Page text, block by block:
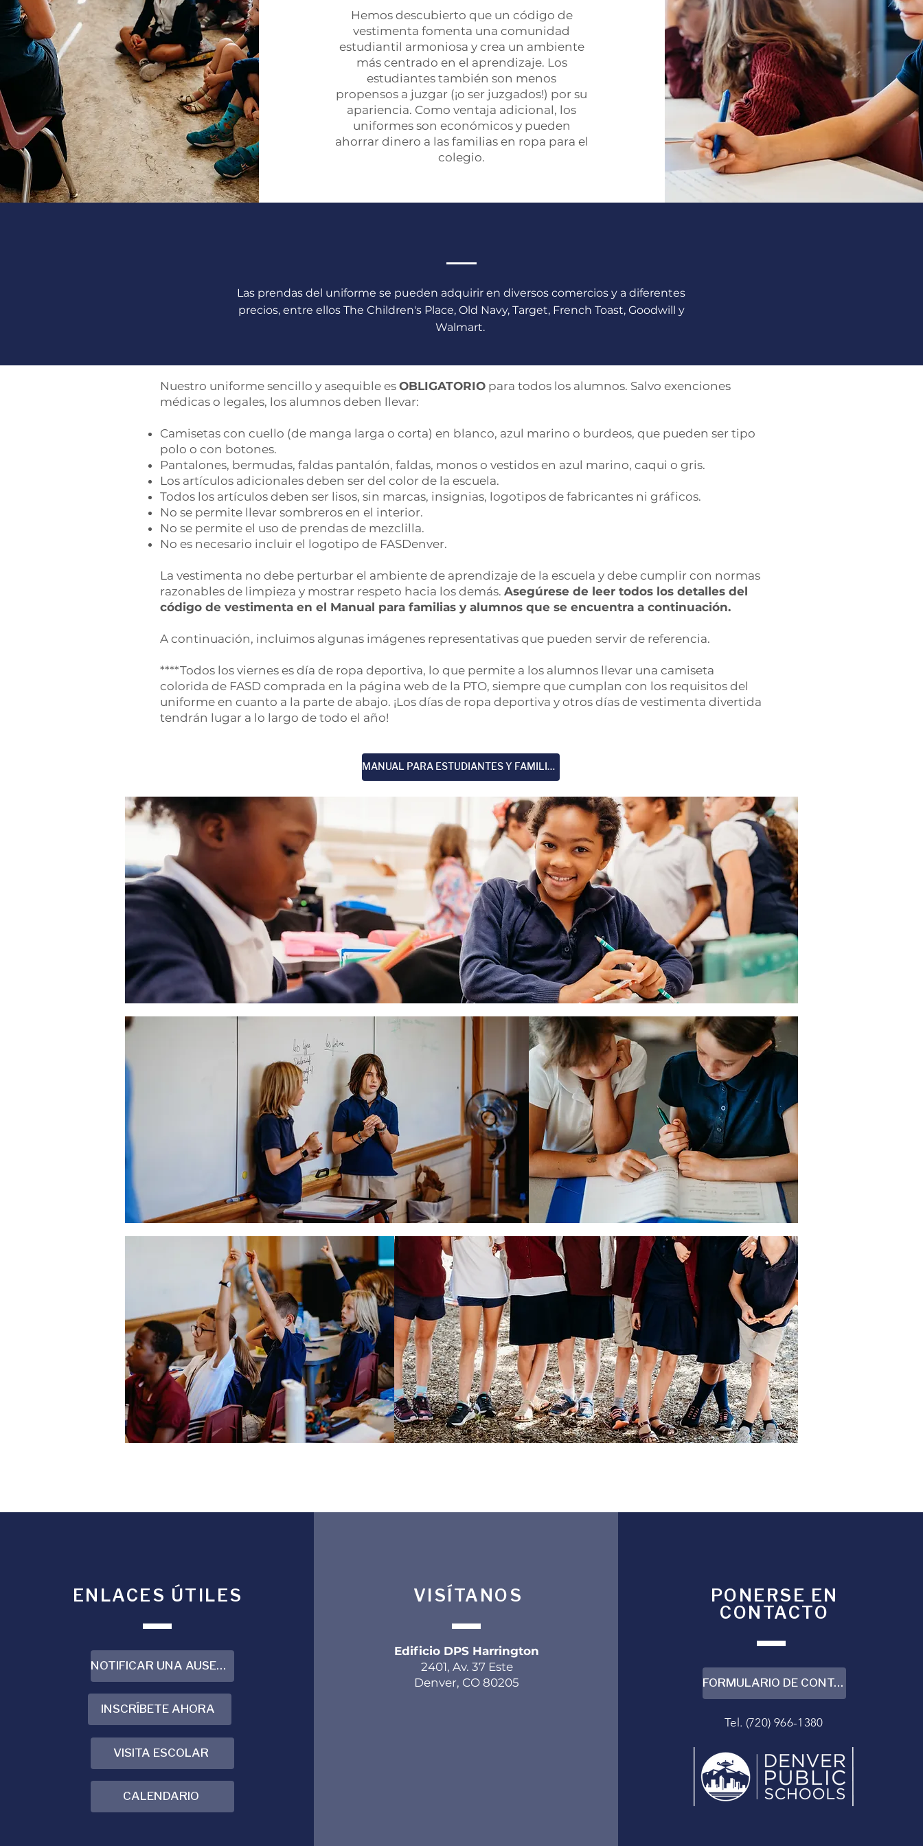
Hemos descubierto que un código de
vestimenta fomenta una comunidad
estudiantil armoniosa y crea un ambiente
más centrado en el aprendizaje. Los
estudiantes también son menos
propensos a juzgar (¡o ser juzgados!) por su
apariencia. Como ventaja adicional, los
uniformes son económicos y pueden
ahorrar dinero a las familias en ropa para el
colegio.
Las prendas del uniforme se pueden adquirir en diversos comercios y a diferentes
precios, entre ellos The Children's Place, Old Navy, Target, French Toast, Goodwill y
Walmart.
Nuestro uniforme sencillo y asequible es OBLIGATORIO para todos los alumnos. Salvo exenciones
médicas o legales, los alumnos deben llevar:
Camisetas con cuello (de manga larga o corta) en blanco, azul marino o burdeos, que pueden ser tipo
polo o con botones.
Pantalones, bermudas, faldas pantalón, faldas, monos o vestidos en azul marino, caqui o gris.
Los artículos adicionales deben ser del color de la escuela.
Todos los artículos deben ser lisos, sin marcas, insignias, logotipos de fabricantes ni gráficos.
No se permite llevar sombreros en el interior.
No se permite el uso de prendas de mezclilla.
No es necesario incluir el logotipo de FASDenver.
La vestimenta no debe perturbar el ambiente de aprendizaje de la escuela y debe cumplir con normas
razonables de limpieza y mostrar respeto hacia los demás. Asegúrese de leer todos los detalles del
código de vestimenta en el Manual para familias y alumnos que se encuentra a continuación.
A continuación, incluimos algunas imágenes representativas que pueden servir de referencia.
****Todos los viernes es día de ropa deportiva, lo que permite a los alumnos llevar una camiseta
colorida de FASD comprada en la página web de la PTO, siempre que cumplan con los requisitos del
uniforme en cuanto a la parte de abajo. ¡Los días de ropa deportiva y otros días de vestimenta divertida
tendrán lugar a lo largo de todo el año!
MANUAL PARA ESTUDIANTES Y FAMILIAS
ENLACES ÚTILES
NOTIFICAR UNA AUSENCIA
INSCRÍBETE AHORA
VISITA ESCOLAR
CALENDARIO
VISÍTANOS
Edificio DPS Harrington
2401, Av. 37 Este
Denver, CO 80205
PONERSE EN
CONTACTO
FORMULARIO DE CONTACTO
Tel. (720) 966-1380